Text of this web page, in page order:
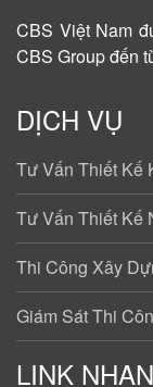
CBS Việt Nam
CBS Group đến
DỊCH VỤ
Tư Vấn Thiết Kế
Tư Vấn Thiết Kế
Thi Công Xây
Giám Sát Thi
LINK